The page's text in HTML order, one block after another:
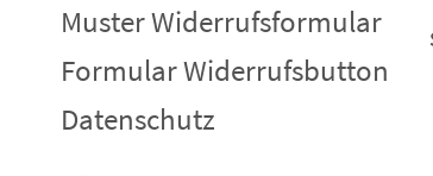
Muster Widerrufsformular
Formular Widerrufsbutton
Datenschutz